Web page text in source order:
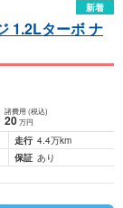
新着
1.2Lターボ ナ
諸費用 (税込)
20 万円
走行 4.4万km
保証 あり